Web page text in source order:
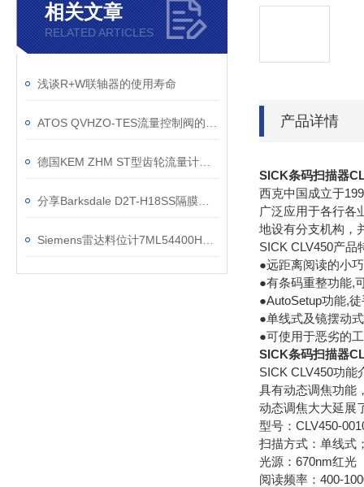
相关文章
RELATED ARTICLES
浅谈R+W联轴器的使用寿命
产品详情
SICK条码扫描器
西克中国成立于
广泛应用于各行各
地设有分支机构，
SICK CLV450产品
●远距离阅读的小
●有条码重整功能,
●AutoSetup功能,
●单线式及镜摆动
●可使用于恶劣的
SICK条码扫描器
SICK CLV450功能
具有动态调焦功能
动态调焦大大延展
型号：CLV450-
扫描方式：单线式
光源：670nm红光
阅读频率：400-